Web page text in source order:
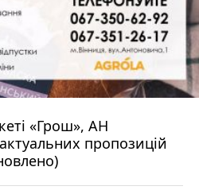
«Грош», АН
пропозицій